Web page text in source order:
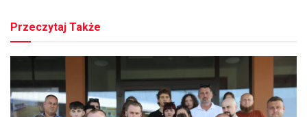
Przeczytaj Także